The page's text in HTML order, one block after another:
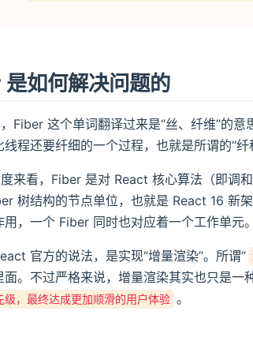
如何解决问题的
Fiber 这个单词翻译过来是“丝、纤维”的
程还要纤细的一个过程，也就是所谓的“纤
来看，Fiber 是对 React 核心算法（即调
树结构的节点单位，也就是 React 16 新
，一个 Fiber 同时也对应着一个工作单元。
官方的说法，是实现“增量渲染”。所谓“
。不过严格来说，增量渲染其实也只是一种
，最终达成更加顺滑的用户体验 。